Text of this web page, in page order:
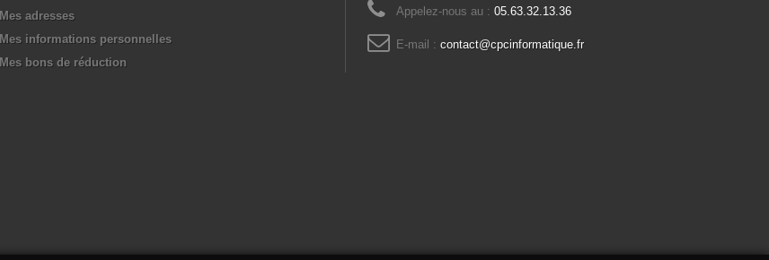
Mes adresses
Mes informations personnelles
Mes bons de réduction
Appelez-nous au : 05.63.32.13.36
E-mail : contact@cpcinformatique.fr